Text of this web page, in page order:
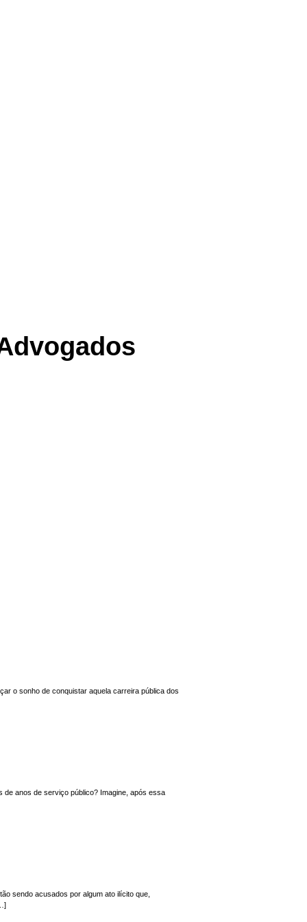
o sonho de conquistar aquela carreira pública dos
de anos de serviço público? Imagine, após essa
sendo acusados por algum ato ilícito que,